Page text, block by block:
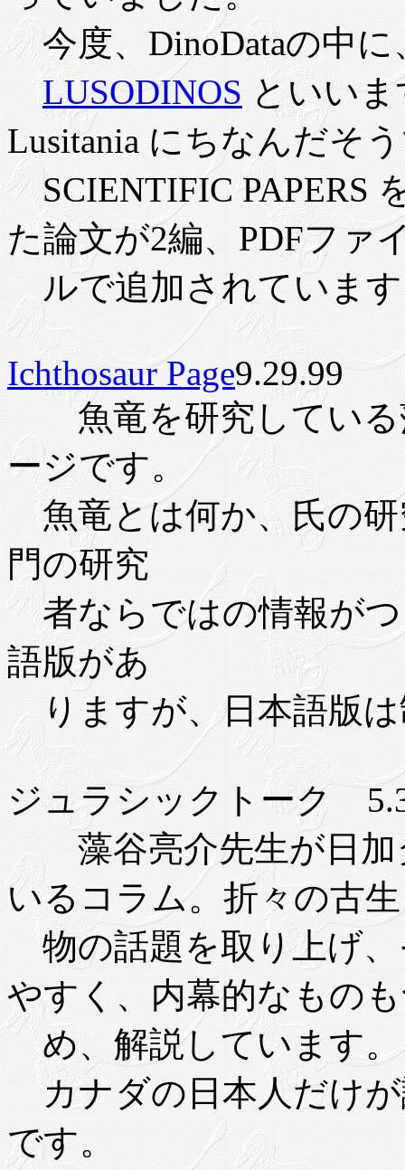
今度、DinoDataの中に
LUSODINOS といい
Lusitania にちなんだそ
SCIENTIFIC PAPERS
た論文が2編、PDFファ
ルで追加されていま
Ichthosaur Page9.29.99
魚竜を研究している
ージです。
魚竜とは何か、氏の
門の研究
者ならではの情報がつ
語版があ
りますが、日本語版は
ジュラシックトーク
藻谷亮介先生が日加
いるコラム。折々の古生
物の話題を取り上げ
やすく、内幕的なもの
め、解説しています。
カナダの日本人だけ
です。